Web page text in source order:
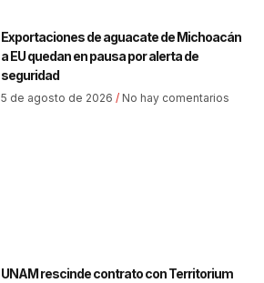
Exportaciones de aguacate de Michoacán
a EU quedan en pausa por alerta de
seguridad
5 de agosto de 2026 No hay comentarios
UNAM rescinde contrato con Territorium